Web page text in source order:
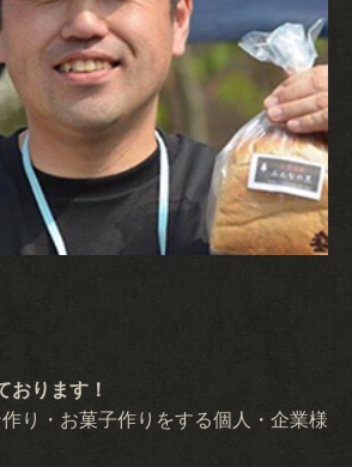
おります！
り・お菓子作りをする個人・企業様